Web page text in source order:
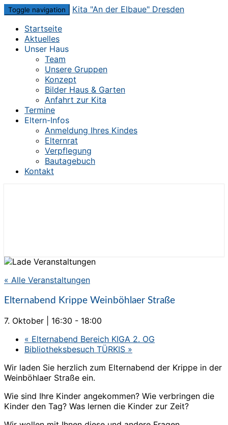
Skip
content
Toggle navigation
Kita "An der Elbaue" Dresden
Startseite
Aktuelles
Unser Haus
Team
Unsere Gruppen
Konzept
Bilder Haus & Garten
Anfahrt zur Kita
Termine
Eltern-Infos
Anmeldung Ihres Kindes
Elternrat
Verpflegung
Bautagebuch
Kontakt
« Alle Veranstaltungen
Elternabend Krippe Weinböhlaer Straße
7. Oktober | 16:30 - 18:00
« Elternabend Bereich KIGA 2. OG
Bibliotheksbesuch TÜRKIS »
Wir laden Sie herzlich zum Elternabend der Krippe in der
Weinböhlaer Straße ein.
Wie sind Ihre Kinder angekommen? Wie verbringen die
Kinder den Tag? Was lernen die Kinder zur Zeit?